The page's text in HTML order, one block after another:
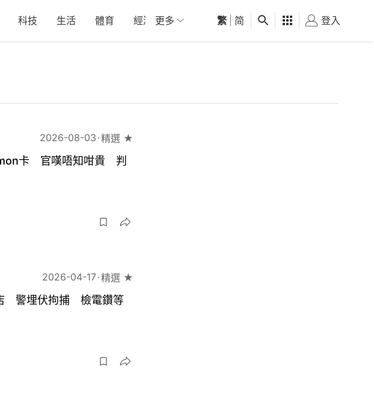
科技 生活 體育 經濟 01深圳 觀點 健康 好食玩飛
更多 繁 简 登入
2026-08-03 精選 ★
卡 官嘆唔知咁貴 判
2026-04-17 精選 ★
警埋伏拘捕 檢電鑽等